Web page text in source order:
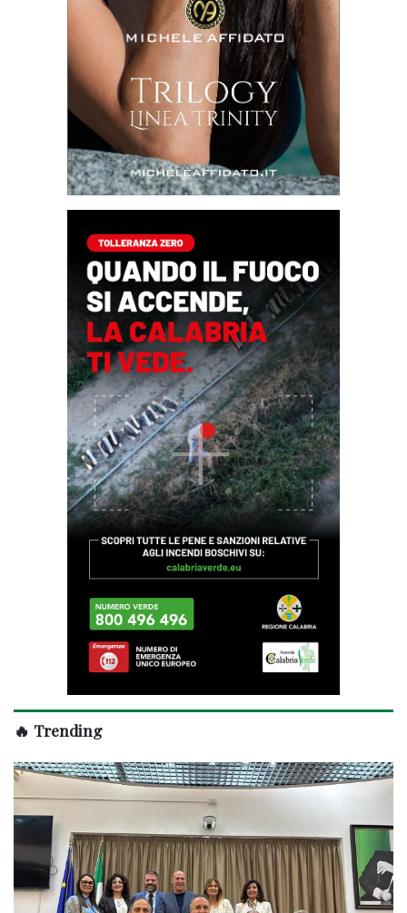
🔥 Trending